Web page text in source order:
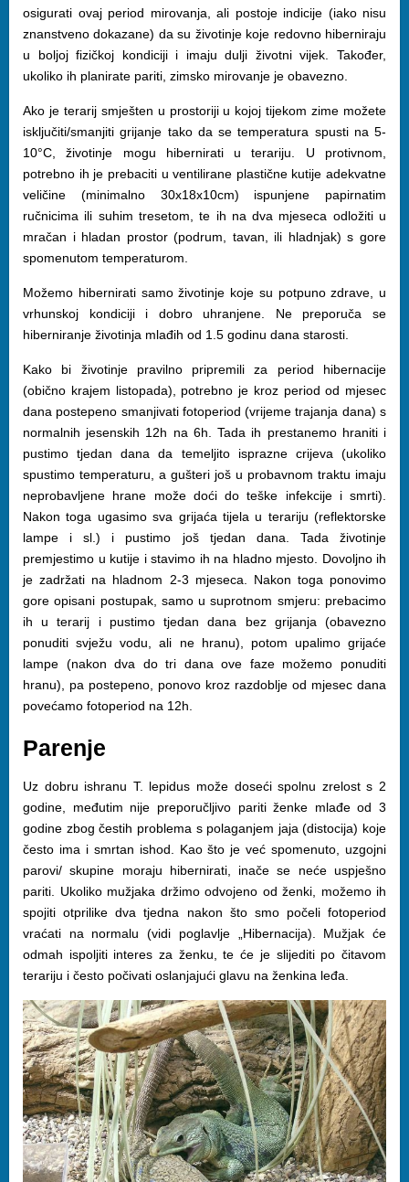
osigurati ovaj period mirovanja, ali postoje indicije (iako nisu
znanstveno dokazane) da su životinje koje redovno hiberniraju
u boljoj fizičkoj kondiciji i imaju dulji životni vijek. Također,
ukoliko ih planirate pariti, zimsko mirovanje je obavezno.
Ako je terarij smješten u prostoriji u kojoj tijekom zime možete
isključiti/smanjiti grijanje tako da se temperatura spusti na 5-
10°C, životinje mogu hibernirati u terariju. U protivnom,
potrebno ih je prebaciti u ventilirane plastične kutije adekvatne
veličine (minimalno 30x18x10cm) ispunjene papirnatim
ručnicima ili suhim tresetom, te ih na dva mjeseca odložiti u
mračan i hladan prostor (podrum, tavan, ili hladnjak) s gore
spomenutom temperaturom.
Možemo hibernirati samo životinje koje su potpuno zdrave, u
vrhunskoj kondiciji i dobro uhranjene. Ne preporuča se
hiberniranje životinja mlađih od 1.5 godinu dana starosti.
Kako bi životinje pravilno pripremili za period hibernacije
(obično krajem listopada), potrebno je kroz period od mjesec
dana postepeno smanjivati fotoperiod (vrijeme trajanja dana) s
normalnih jesenskih 12h na 6h. Tada ih prestanemo hraniti i
pustimo tjedan dana da temeljito isprazne crijeva (ukoliko
spustimo temperaturu, a gušteri još u probavnom traktu imaju
neprobavljene hrane može doći do teške infekcije i smrti).
Nakon toga ugasimo sva grijaća tijela u terariju (reflektorske
lampe i sl.) i pustimo još tjedan dana. Tada životinje
premjestimo u kutije i stavimo ih na hladno mjesto. Dovoljno ih
je zadržati na hladnom 2-3 mjeseca. Nakon toga ponovimo
gore opisani postupak, samo u suprotnom smjeru: prebacimo
ih u terarij i pustimo tjedan dana bez grijanja (obavezno
ponuditi svježu vodu, ali ne hranu), potom upalimo grijaće
lampe (nakon dva do tri dana ove faze možemo ponuditi
hranu), pa postepeno, ponovo kroz razdoblje od mjesec dana
povećamo fotoperiod na 12h.
Parenje
Uz dobru ishranu T. lepidus može doseći spolnu zrelost s 2
godine, međutim nije preporučljivo pariti ženke mlađe od 3
godine zbog čestih problema s polaganjem jaja (distocija) koje
često ima i smrtan ishod. Kao što je već spomenuto, uzgojni
parovi/ skupine moraju hibernirati, inače se neće uspješno
pariti. Ukoliko mužjaka držimo odvojeno od ženki, možemo ih
spojiti otprilike dva tjedna nakon što smo počeli fotoperiod
vraćati na normalu (vidi poglavlje „Hibernacija). Mužjak će
odmah ispoljiti interes za ženku, te će je slijediti po čitavom
terariju i često počivati oslanjajući glavu na ženkina leđa.